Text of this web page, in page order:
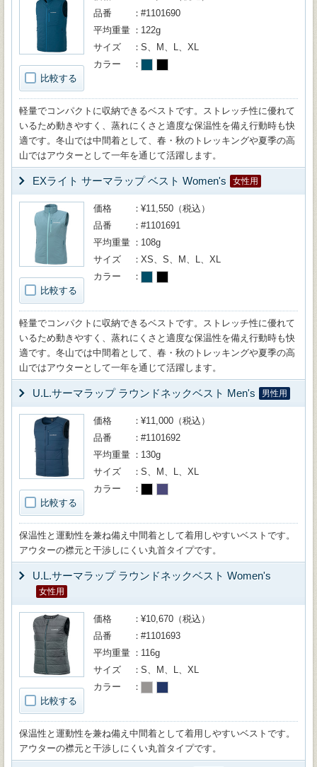
比較する
品番
#1101690
平均重量
122g
サイズ
S、M、L、XL
カラー
軽量でコンパクトに収納できるベストです。ストレッチ性に優れて
いるため動きやすく、蒸れにくさと適度な保温性を備え行動時も快
適です。冬山では中間着として、春・秋のトレッキングや夏季の高
山ではアウターとして一年を通じて活躍します。
EXライト サーマラップ ベスト Women's 女性用
比較する
価格
¥11,550（税込）
品番
#1101691
平均重量
108g
サイズ
XS、S、M、L、XL
カラー
軽量でコンパクトに収納できるベストです。ストレッチ性に優れて
いるため動きやすく、蒸れにくさと適度な保温性を備え行動時も快
適です。冬山では中間着として、春・秋のトレッキングや夏季の高
山ではアウターとして一年を通じて活躍します。
U.L.サーマラップ ラウンドネックベスト Men's 男性用
比較する
価格
¥11,000（税込）
品番
#1101692
平均重量
130g
サイズ
S、M、L、XL
カラー
保温性と運動性を兼ね備え中間着として着用しやすいベストです。
アウターの襟元と干渉しにくい丸首タイプです。
U.L.サーマラップ ラウンドネックベスト Women's
女性用
比較する
価格
¥10,670（税込）
品番
#1101693
平均重量
116g
サイズ
S、M、L、XL
カラー
保温性と運動性を兼ね備え中間着として着用しやすいベストです。
アウターの襟元と干渉しにくい丸首タイプです。